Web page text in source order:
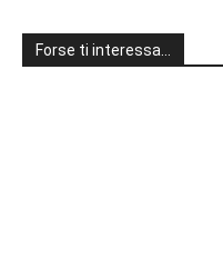
Forse ti interessa…